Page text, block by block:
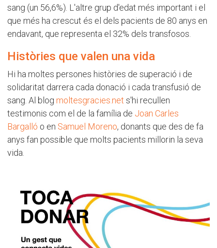
sang (un 56,6%). L'altre grup d'edat més important i el
que més ha crescut és el dels pacients de 80 anys en
endavant, que representa el 32% dels transfosos.
Històries que valen una vida
Hi ha moltes persones històries de superació i de
solidaritat darrera cada donació i cada transfusió de
sang. Al blog moltesgracies.net s'hi recullen
testimonis com el de la família de Joan Carles
Bargalló o en Samuel Moreno, donants que des de fa
anys fan possible que molts pacients millorin la seva
vida.